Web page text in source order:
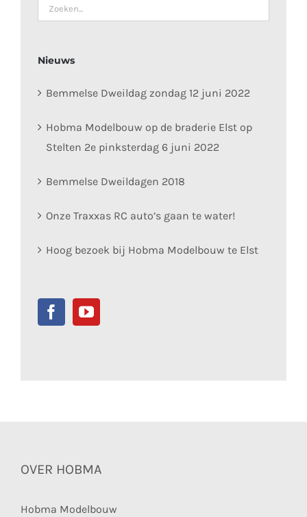
Nieuws
Bemmelse Dweildag zondag 12 juni 2022
Hobma Modelbouw op de braderie Elst op
Stelten 2e pinksterdag 6 juni 2022
Bemmelse Dweildagen 2018
Onze Traxxas RC auto’s gaan te water!
Hoog bezoek bij Hobma Modelbouw te Elst
OVER HOBMA
Hobma Modelbouw